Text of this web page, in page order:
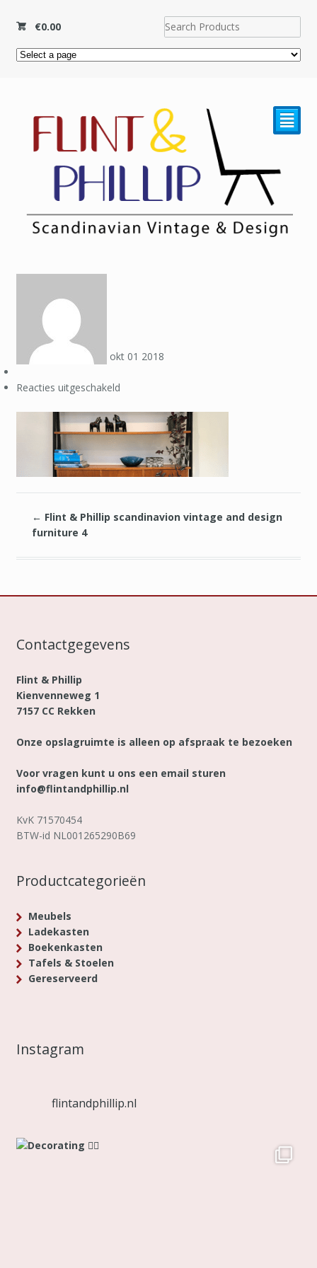
€0.00
²
okt 01 2018
Reacties uitgeschakeldvoor
&
Phillip
scandinavion
vintage
and
design
furniture
← Flint & Phillip scandinavion vintage and design
furniture 4
Contactgegevens
Flint & Phillip
Kienvenneweg 1
7157 CC Rekken
Onze opslagruimte is alleen op afspraak te bezoeken
Voor vragen kunt u ons een email sturen
info@flintandphillip.nl
KvK 71570454
BTW-id NL001265290B69
Productcategorieën
Meubels
Ladekasten
Boekenkasten
Tafels & Stoelen
Gereserveerd
Instagram
flintandphillip.nl